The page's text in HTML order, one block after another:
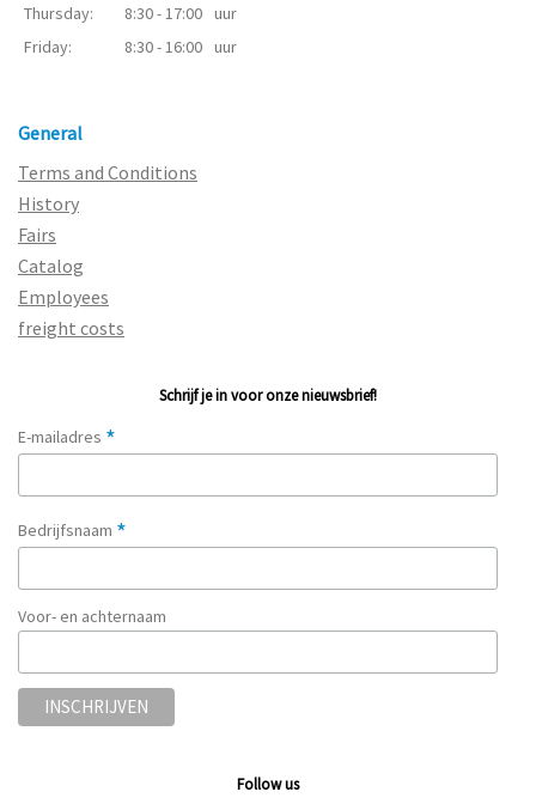
Thursday:
8:30 - 17:00 uur
Friday:
8:30 - 16:00 uur
General
Terms and Conditions
History
Fairs
Catalog
Employees
freight costs
Schrijf je in voor onze nieuwsbrief!
E-mailadres *
Bedrijfsnaam *
Voor- en achternaam
Follow us